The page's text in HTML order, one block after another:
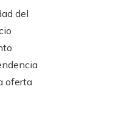
del
oferta